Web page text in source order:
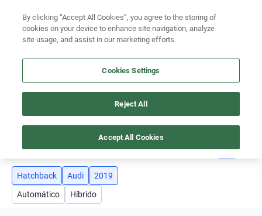
Ubicación
Encuentra el auto ideal para tu presupuesto
Simular plan a meses
AUTOS AUDI AÑO 2019 HATCHBACK
Busca por versión
Busca por año
Busca por marca
Hatchback Audi
2019
Automático
Híbrido
By clicking “Accept All Cookies”, you agree to the storing of
cookies on your device to enhance site navigation, analyze
site usage, and assist in our marketing efforts.
Cookies Settings
Reject All
Accept All Cookies